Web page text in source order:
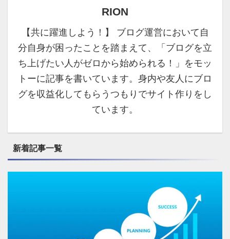
RION
【共に躍進しよう！】 ブログ運営において自
分自身が困ったことを踏まえて、「ブログを立
ち上げたい人がゼロから始められる！」をモッ
トーに記事を書いています。身内や友人にブロ
グを収益化してもらうつもりでサイト作りをし
ています。
新着記事一覧